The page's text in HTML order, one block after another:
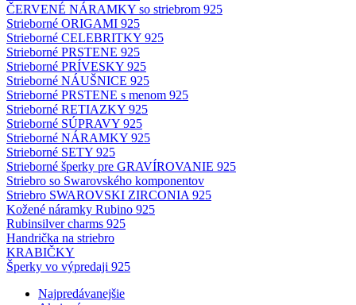
ČERVENÉ NÁRAMKY so striebrom 925
Strieborné ORIGAMI 925
Strieborné CELEBRITKY 925
Strieborné PRSTENE 925
Strieborné PRÍVESKY 925
Strieborné NÁUŠNICE 925
Strieborné PRSTENE s menom 925
Strieborné RETIAZKY 925
Strieborné SÚPRAVY 925
Strieborné NÁRAMKY 925
Strieborné SETY 925
Strieborné šperky pre GRAVÍROVANIE 925
Striebro so Swarovského komponentov
Striebro SWAROVSKI ZIRCONIA 925
Kožené náramky Rubino 925
Rubinsilver charms 925
Handrička na striebro
KRABIČKY
Šperky vo výpredaji 925
Najpredávanejšie